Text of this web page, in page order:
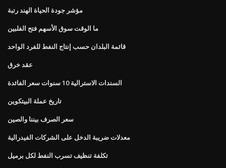
مؤشر جودة الحياة الهند رتبة
ما الوقت سوق الأسهم فتح الفلبين
قائمة البلدان حسب إنتاج النفط للفرد الواحد
عقد خرق
السندات الاسترالية 10 سنوات سعر الفائدة
تاريخ عملة البيتكوين
سعر الصرف بيننا والصين
معدلات ضريبة الدخل على الشركات الفيدرالية
تكلفة تنظيف تسرب النفط لكل برميل